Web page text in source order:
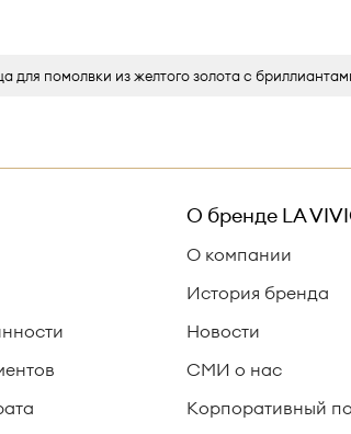
для помолвки из желтого золота с
О бренде LA
О компании
История бренда
Новости
СМИ о нас
Корпоративный